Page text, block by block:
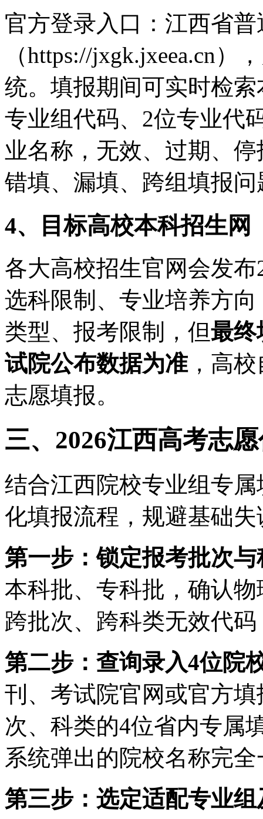
官方登录入口：江西省
（https://jxgk.jxeea.cn）
统。填报期间可实时检
专业组代码、2位专业代
业名称，无效、过期、
错填、漏填、跨组填报问
4、目标高校本科招生网
各大高校招生官网会发
选科限制、专业培养方
类型、报考限制，但最终
试院公布数据为准，高校
志愿填报。
三、2026江西高考志
结合江西院校专业组专
化填报流程，规避基础
第一步：锁定报考批次与
本科批、专科批，确认
跨批次、跨科类无效代
第二步：查询录入4位院
刊、考试院官网或官方
次、科类的4位省内专属
系统弹出的院校名称完
第三步：选定适配专业组